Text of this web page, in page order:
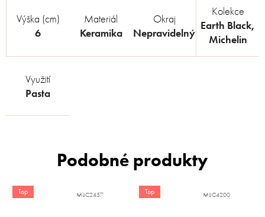
Výška (cm)
6
Materiál
Keramika
Okraj
Nepravidelný
Kolekce
Earth Black,
Michelin
Využití
Pasta
Top MIJC2457 Top MIJC4200